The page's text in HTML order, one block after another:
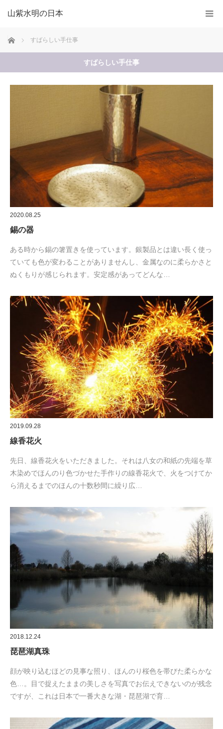
山紫水明の日本
ホーム すばらしい手仕事
すばらしい手仕事
2020.08.25
錫の器
ある時から錫の箸置きを使っています。銀製品とは違い長く使っ
ていても色が変わることがありませんし、金属なのに柔らかさと
ぬくもりが感じられます。安定感があってどんな…
2019.09.28
線香花火
先日、線香花火をいただきました。それは八女の和紙の先端を草
木染めでほんのり色づかせた手作りの線香花火で、火をつけてか
ら消えるまでのほんの十数秒間に繰り広…
2018.12.24
琵琶湖真珠
顔が映り込むほどの見事な照り、ほんのり桜色を帯びた柔らかな
色…。目で捉えたままの美しさを写真でお伝えできないのが残念
ですが、これは日本で一番大きな湖・琵琶湖で育…